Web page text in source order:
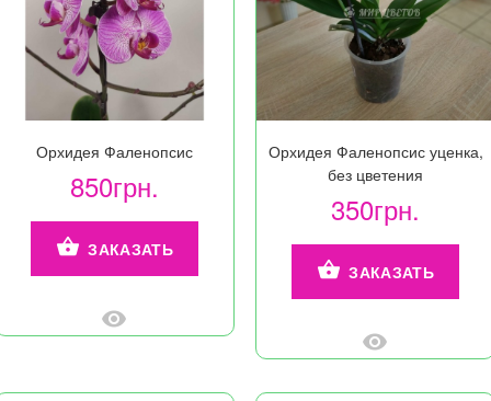
Орхидея Фаленопсис
850грн.
ЗАКАЗАТЬ
Орхидея Фаленопсис уценка,
без цветения
350грн.
ЗАКАЗАТЬ